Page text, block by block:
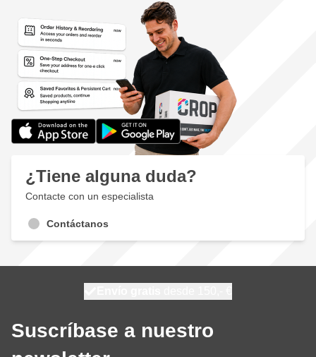
¿Tiene alguna duda?
Contacte con un especialista
Contáctanos
Suscríbase a nuestro